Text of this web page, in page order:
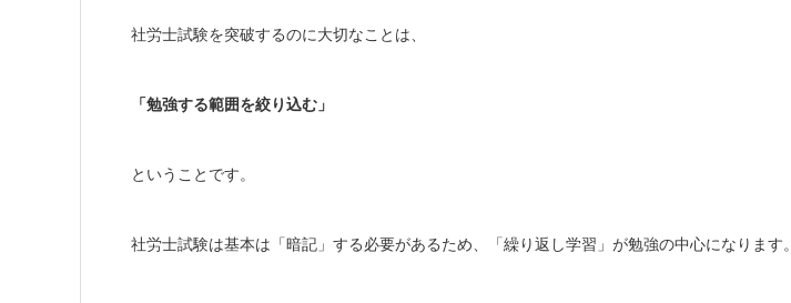
社労士試験を突破するのに大切なことは、
「勉強する範囲を絞り込む」
ということです。
社労士試験は基本は「暗記」する必要があるため、「繰り返し学習」が勉強の中心になります。